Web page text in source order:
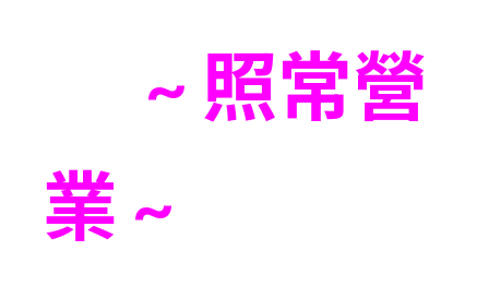
~ 照常營
業 ~